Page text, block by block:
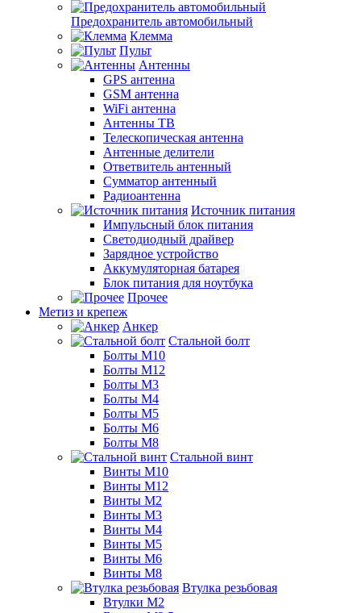
Предохранитель автомобильный
Клемма
Пульт
Антенны
GPS антенна
GSM антенна
WiFi антенна
Антенны ТВ
Телескопическая антенна
Антенные делители
Ответвитель антенный
Сумматор антенный
Радиоантенна
Источник питания
Импульсный блок питания
Светодиодный драйвер
Зарядное устройство
Аккумуляторная батарея
Блок питания для ноутбука
Прочее
Метиз и крепеж
Анкер
Стальной болт
Болты М10
Болты М12
Болты М3
Болты М4
Болты М5
Болты М6
Болты М8
Стальной винт
Винты М10
Винты М12
Винты М2
Винты М3
Винты М4
Винты М5
Винты М6
Винты М8
Втулка резьбовая
Втулки М2